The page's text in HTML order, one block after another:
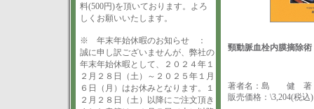
料(500円)を頂いております。よろ
しくお願いいたします。
※ 年末年始休暇のお知らせ ：
誠に申し訳ございませんが、弊社の
年末年始休暇として、２０２４年１
２月２８日（土）～２０２５年１月
６日（月）はお休みとなります。１
２月２８日（土）以降にご注文頂き
頸動脈血栓内膜摘除術
著者名：島 健 著
販売価格：\3,204(税込)